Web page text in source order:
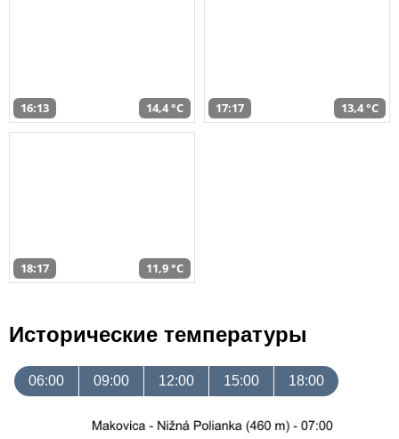
16:13 14,4 °C 17:17 13,4 °C
18:17 11,9 °C
Исторические температуры
06:00 09:00 12:00 15:00 18:00